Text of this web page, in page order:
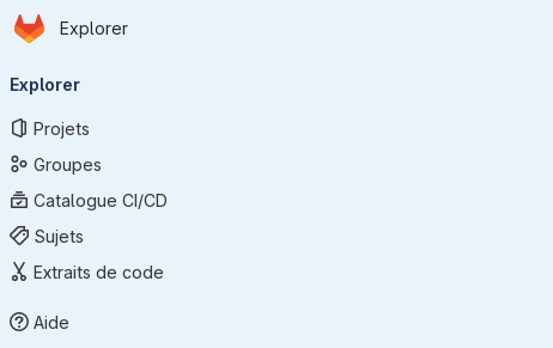
Passer au contenu principal
Page d'accueil
Explorer
principale
Explorer
Projets
Groupes
Catalogue CI/CD
Sujets
Extraits de code
Aide